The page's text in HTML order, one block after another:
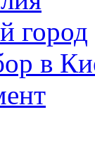
город
в